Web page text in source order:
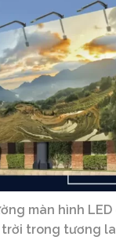
màn hình
trời trong tương